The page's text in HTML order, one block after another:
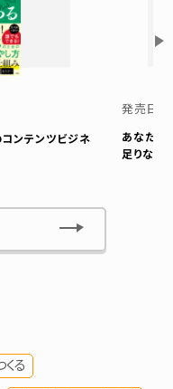
ンテンツビジネ
発売日
あなたの
足りない
る